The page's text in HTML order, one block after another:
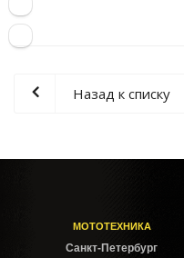
Назад к списку
МОТОТЕХНИКА
Cанкт-Петербург